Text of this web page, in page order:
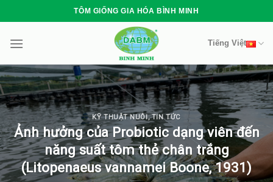
to
content
TÔM GIỐNG GIA HÓA BÌNH MINH
Tiếng Việt
KỸ THUẬT NUÔI,TIN TỨC
Ảnh hưởng của Probiotic dạng viên đến
năng suất tôm thẻ chân trắng
(Litopenaeus vannamei Boone, 1931)